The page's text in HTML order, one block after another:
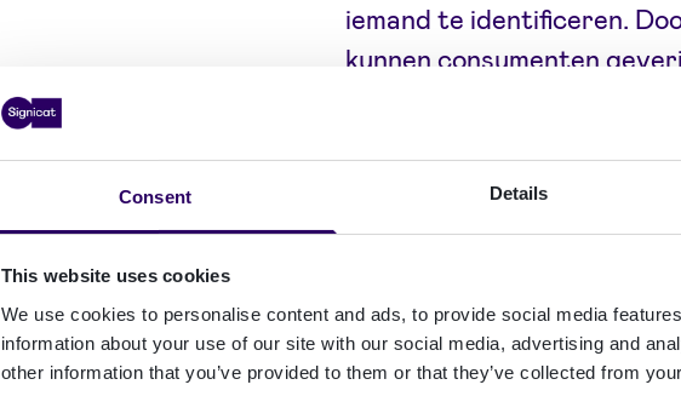
Consent Details
This website uses cookies
We use cookies to personalise content and ads, to provide social media
information about your use of our site with our social media, advertising and
other information that you’ve provided to them or that they’ve collected from
iemand te identificeren.
kunnen consumenten
hun leeftijd. Het proces is
afgerond. Bovendien is
loggen bij
geverifieerde
van minderjarigen. Steeds
bekend met iDIN, op
plaats.